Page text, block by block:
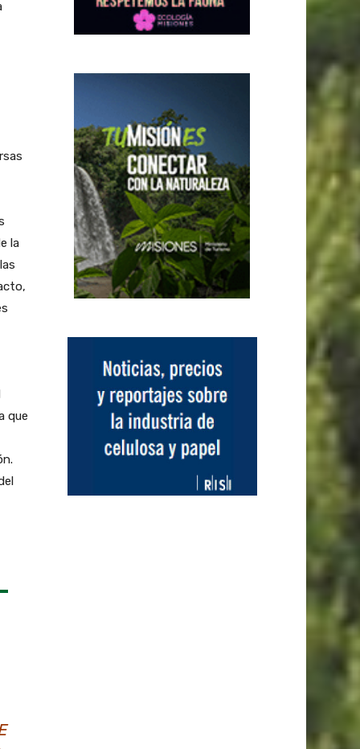
la
que